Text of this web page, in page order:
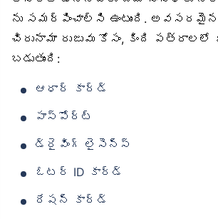
ను సమర్పించాల్సి ఉంటుంది.
చిరునామా రుజువు కోసం, కింది
బడుతుంది:
ఆధార్ కార్డ్
పాస్‌పోర్ట్
డ్రైవింగ్ లైసెన్స్
ఓటర్ ID కార్డ్
రేషన్ కార్డ్